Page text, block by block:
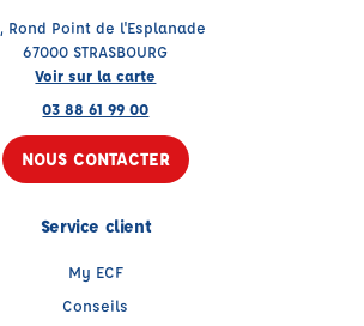
Rond Point de l'Esplanade
67000 STRASBOURG
Voir sur la carte
03 88 61 99 00
NOUS CONTACTER
Service client
My ECF
Conseils